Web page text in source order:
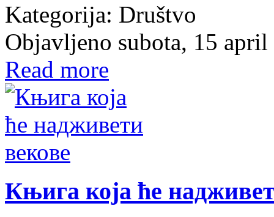
Kategorija: Društvo
Objavljeno subota, 15
Read more
Књига која ће